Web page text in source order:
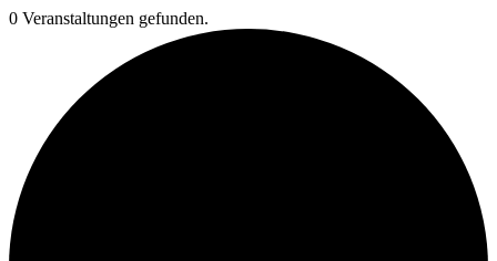
0 Veranstaltungen gefunden.